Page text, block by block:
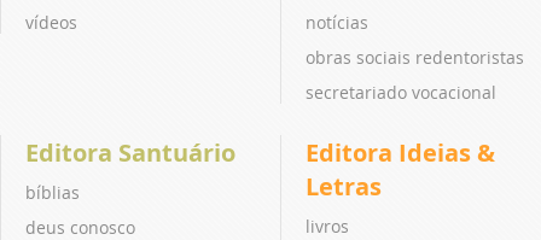
vídeos
notícias
obras sociais redentoristas
secretariado vocacional
Editora Santuário
bíblias
deus conosco
Editora Ideias &
Letras
livros